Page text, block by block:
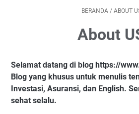
BERANDA / ABOUT
About
Selamat datang di blog https://
Blog yang khusus untuk menulis
Investasi, Asuransi, dan English.
sehat selalu.